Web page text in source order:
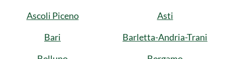
Ascoli Piceno
Asti
Bari
Barletta-Andria-Trani